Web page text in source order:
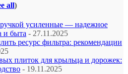
all)
усиленные — надежное
и быта - 27.11.2025
ресурс фильтра: рекомендации
плиток для крыльца и дорожек:
- 19.11.2025